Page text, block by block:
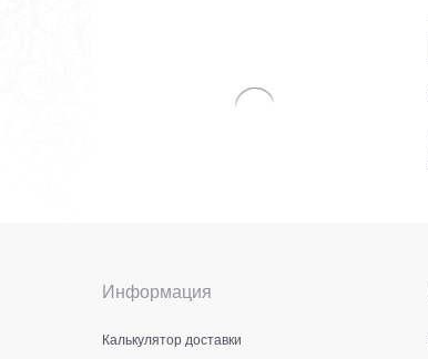
Информация
Калькулятор доставки